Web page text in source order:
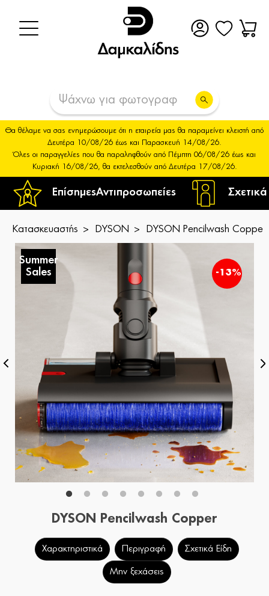
ΕπίσημεςΑντιπροσωπείες
Θα θέλαμε να σας ενημερώσουμε ότι η εταιρεία μας θα παραμείνει κλειστή από
Δευτέρα 10/08/26 έως και Παρασκευή 14/08/26.
Όλες οι παραγγελίες που θα παραληφθούν από Πέμπτη 06/08/26 έως και
Κυριακή 16/08/26, θα εκτελεσθούν από Δευτέρα 17/08/26.
Κατασκευαστής DYSON DYSON Pencilwash Copper
Summer
Sales
-13%
DYSON Pencilwash Copper
Χαρακτηριστικά Περιγραφή Σχετικά Είδη
Μην ξεχάσεις